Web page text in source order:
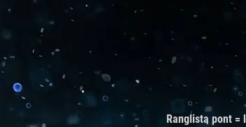
Ranglista pont =